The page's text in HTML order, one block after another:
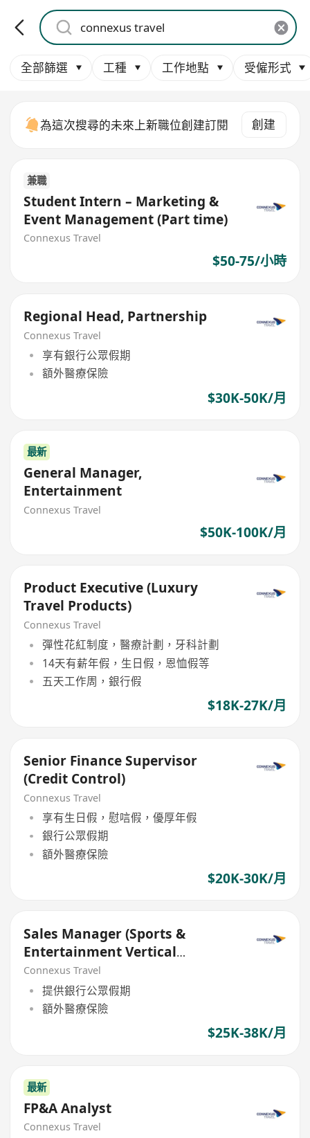
全部篩選 工種 工作地點 受僱形式
為這次搜尋的未來上新職位創建訂閱 創建
兼職
Student Intern – Marketing &
Event Management (Part time)
Connexus Travel
$50-75/小時
Regional Head, Partnership
Connexus Travel
享有銀行公眾假期
額外醫療保險
$30K-50K/月
最新
General Manager,
Entertainment
Connexus Travel
$50K-100K/月
Product Executive (Luxury
Travel Products)
Connexus Travel
彈性花紅制度，醫療計劃，牙科計劃
14天有薪年假，生日假，恩恤假等
五天工作周，銀行假
$18K-27K/月
Senior Finance Supervisor
(Credit Control)
Connexus Travel
享有生日假，慰唁假，優厚年假
銀行公眾假期
額外醫療保險
$20K-30K/月
Sales Manager (Sports &
Entertainment Vertical
Specialist)
Connexus Travel
提供銀行公眾假期
額外醫療保險
$25K-38K/月
最新
FP&A Analyst
Connexus Travel